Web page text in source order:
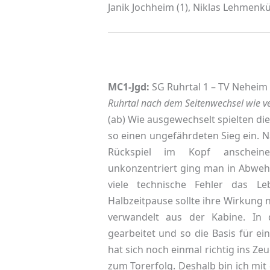
Janik Jochheim (1), Niklas
MC1-Jgd: SG Ruhrtal 1 – TV Neheim
Ruhrtal nach dem Seitenwechsel wie
(ab) Wie ausgewechselt spielten
so einen ungefährdeten Sieg ein.
Rückspiel im Kopf
unkonzentriert ging man in
viele technische Fehler das
Halbzeitpause sollte ihre Wirkung
verwandelt aus der Kabine.
gearbeitet und so die Basis für
hat sich noch einmal richtig ins
zum Torerfolg. Deshalb bin ich